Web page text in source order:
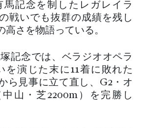
馬記念を制したレガレイラ
戦いでも抜群の成績を残し
高さを物語っている。
記念では、ベラジオオペラ
を演じた末に11着に敗れた
ら見事に立て直し、G2・オ
山・芝2200m）を完勝し